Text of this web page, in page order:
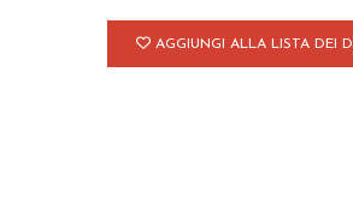
AGGIUNGI ALLA LISTA DEI